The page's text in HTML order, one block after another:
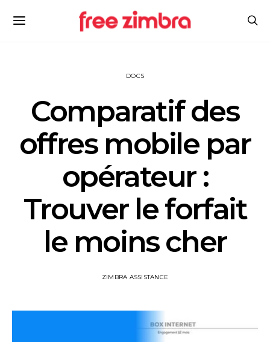
DOCS
Comparatif des
offres mobile par
opérateur :
Trouver le forfait
le moins cher
ZIMBRA ASSISTANCE